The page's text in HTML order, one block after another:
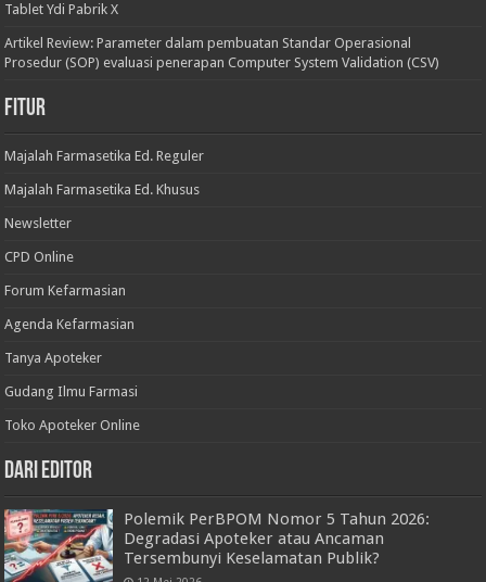
Tablet Ydi Pabrik X
Artikel Review: Parameter dalam pembuatan Standar Operasional
Prosedur (SOP) evaluasi penerapan Computer System Validation (CSV)
Fitur
Majalah Farmasetika Ed. Reguler
Majalah Farmasetika Ed. Khusus
Newsletter
CPD Online
Forum Kefarmasian
Agenda Kefarmasian
Tanya Apoteker
Gudang Ilmu Farmasi
Toko Apoteker Online
Dari Editor
Polemik PerBPOM Nomor 5 Tahun 2026:
Degradasi Apoteker atau Ancaman
Tersembunyi Keselamatan Publik?